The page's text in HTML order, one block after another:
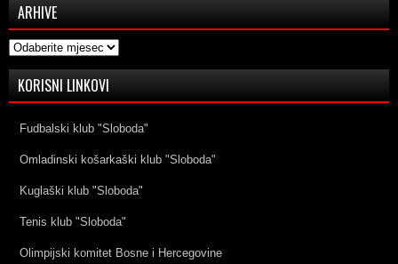
ARHIVE
Arhive
KORISNI LINKOVI
Fudbalski klub "Sloboda"
Omladinski košarkaški klub "Sloboda"
Kuglaški klub "Sloboda"
Tenis klub "Sloboda"
Olimpijski komitet Bosne i Hercegovine